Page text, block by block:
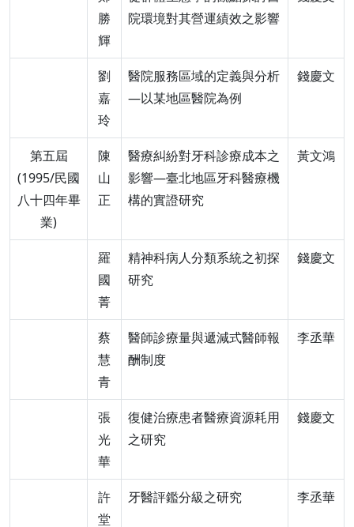
勝
輝
院環境對其營運績效之影響
劉
嘉
玲
醫院服務區域的定義與分析
—以某地區醫院為例
錢慶文
第五屆
(1995/民國
八十四年畢
業)
陳
山
正
醫療糾紛對牙科診療成本之
影響—臺北地區牙科醫療機
構的實證研究
黃文鴻
羅
國
菁
精神科病人分類系統之初探
研究
錢慶文
蔡
慧
青
醫師診療量與遞減式醫師報
酬制度
李丞華
張
光
華
復健治療患者醫療資源耗用
之研究
錢慶文
許
堂
牙醫評鑑分級之研究 李丞華